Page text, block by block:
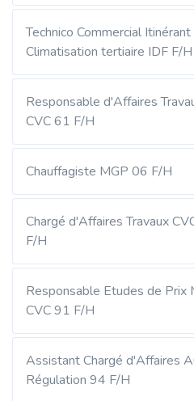
Technico Commercial
Climatisation tertiaire IDF F/H
Responsable d'Affaires
CVC 61 F/H
Chauffagiste MGP 06 F/H
Chargé d'Affaires Travaux
F/H
Responsable Etudes de Prix
CVC 91 F/H
Assistant Chargé d'Affaires
Régulation 94 F/H